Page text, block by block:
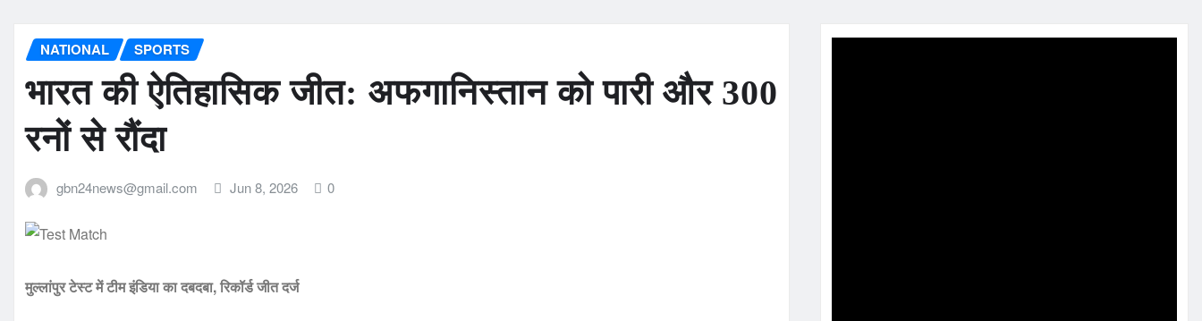
NATIONAL SPORTS
भारत की ऐतिहासिक जीत: अफगानिस्तान को पारी और 300
रनों से रौंदा
gbn24news@gmail.com Jun 8, 2026 0
मुल्लांपुर टेस्ट में टीम इंडिया का दबदबा, रिकॉर्ड जीत दर्ज